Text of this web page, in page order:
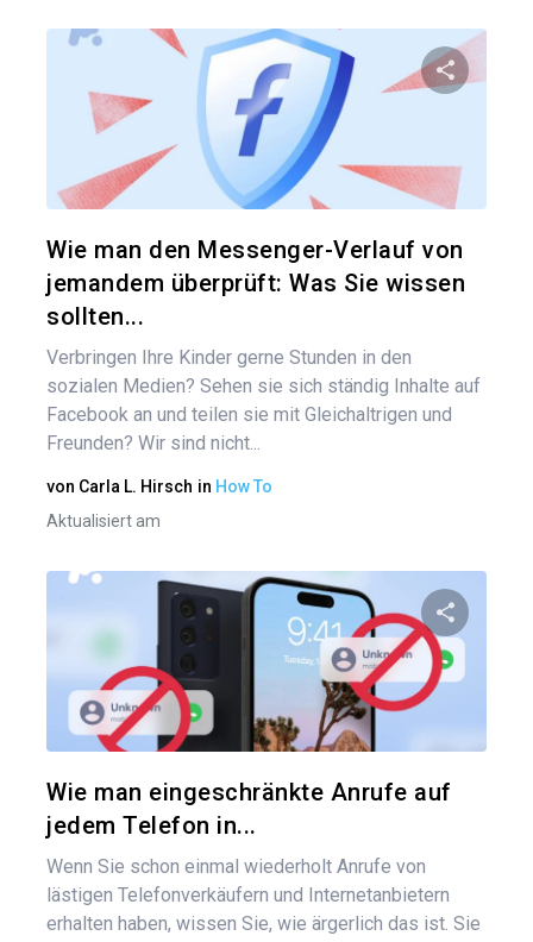
Wie man den Messenger-Verlauf von
jemandem überprüft: Was Sie wissen
sollten...
Verbringen Ihre Kinder gerne Stunden in den
sozialen Medien? Sehen sie sich ständig Inhalte auf
Facebook an und teilen sie mit Gleichaltrigen und
Freunden? Wir sind nicht...
von Carla L. Hirsch in How To
Aktualisiert am
Diesen
Wie man eingeschränkte Anrufe auf
jedem Telefon in...
Wenn Sie schon einmal wiederholt Anrufe von
lästigen Telefonverkäufern und Internetanbietern
erhalten haben, wissen Sie, wie ärgerlich das ist. Sie